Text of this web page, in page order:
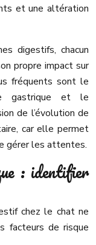
et une altération
digestifs, chacun
propre impact sur
fréquents sont le
gastrique et le
de l’évolution de
car elle permet
gérer les attentes.
: identifier
chez le chat ne
facteurs de risque